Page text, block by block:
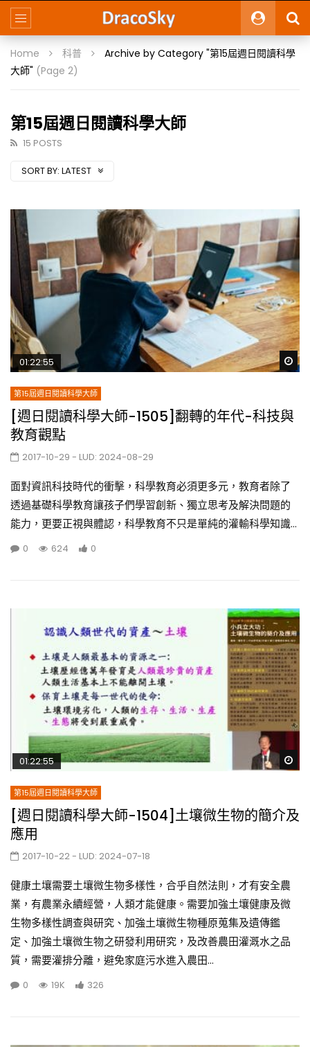
Home 科普
Archive by Category "第15屆週日閱讀科學
大師" (Page 2)
第15屆週日閱讀科學大師
15 POSTS
SORT BY: LATEST
01:22:55
第15屆週日閱讀科學大師
[週日閱讀科學大師-1505]翻轉的年代-科技與
教育觀點
2017-10-29 - LUD: 2024-08-29
面對資訊科技時代的衝擊，科學教育必須更多元，教育者除了
透過基礎科學教育讓孩子們學習創新、獨立思考及解決問題的
能力，更要正視與體認，科學教育不只是單純的灌輸科學知識...
0 624 0
01:22:55
第15屆週日閱讀科學大師
[週日閱讀科學大師-1504]土壤微生物的簡介及
應用
2017-10-22- LUD: 2024-07-18
健康土壤需要土壤微生物多樣性，合乎自然法則，才有安全農
業，有農業永續經營，人類才能健康。需要加強土壤健康及微
生物多樣性調查與研究、加強土壤微生物種原蒐集及遺傳鑑
定、加強土壤微生物之研發利用研究，及改善農田灌溉水之品
質，需要灌排分離，避免家庭污水進入農田...
0 19K 326